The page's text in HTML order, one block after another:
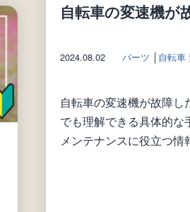
自転車の変速機が
2024.08.02 パーツ │ 自転車
自転車の変速機が故障
でも理解できる具体的
メンテナンスに役立つ情